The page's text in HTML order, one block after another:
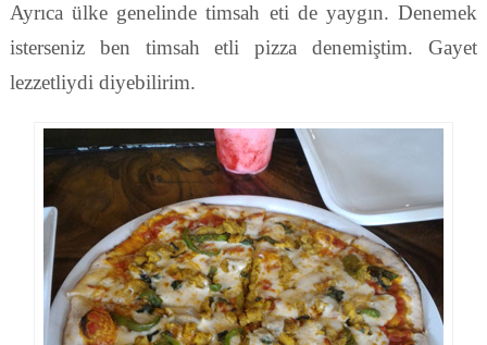
Ayrıca ülke genelinde timsah eti de yaygın. Denemek
isterseniz ben timsah etli pizza denemiştim. Gayet
lezzetliydi diyebilirim.